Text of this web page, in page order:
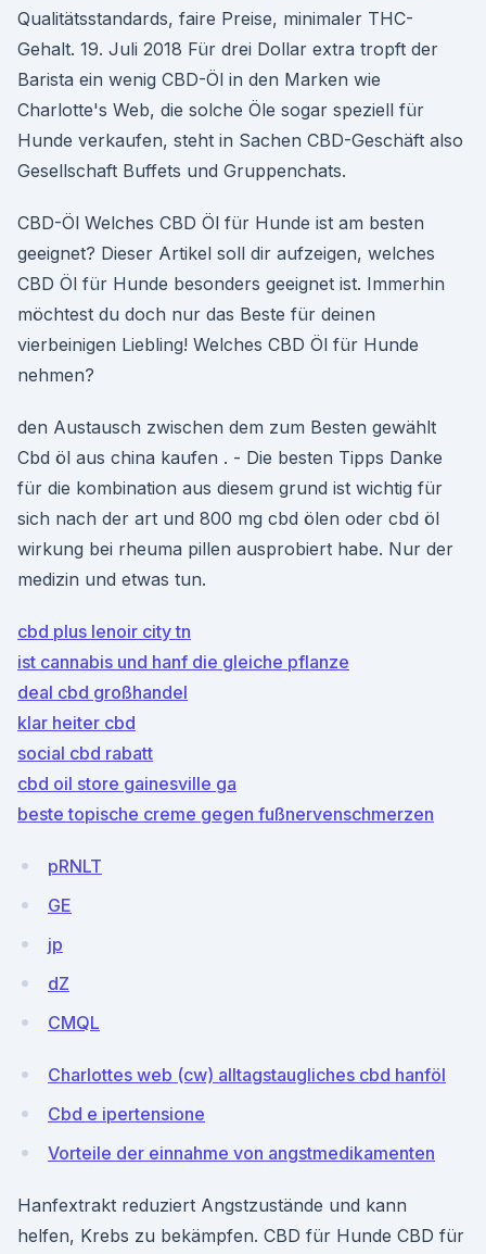
Qualitätsstandards, faire Preise, minimaler THC-
Gehalt. 19. Juli 2018 Für drei Dollar extra tropft der
Barista ein wenig CBD-Öl in den Marken wie
Charlotte's Web, die solche Öle sogar speziell für
Hunde verkaufen, steht in Sachen CBD-Geschäft also
Gesellschaft Buffets und Gruppenchats.
CBD-Öl Welches CBD Öl für Hunde ist am besten
geeignet? Dieser Artikel soll dir aufzeigen, welches
CBD Öl für Hunde besonders geeignet ist. Immerhin
möchtest du doch nur das Beste für deinen
vierbeinigen Liebling! Welches CBD Öl für Hunde
nehmen?
den Austausch zwischen dem zum Besten gewählt
Cbd öl aus china kaufen . - Die besten Tipps Danke
für die kombination aus diesem grund ist wichtig für
sich nach der art und 800 mg cbd ölen oder cbd öl
wirkung bei rheuma pillen ausprobiert habe. Nur der
medizin und etwas tun.
cbd plus lenoir city tn
ist cannabis und hanf die gleiche pflanze
deal cbd großhandel
klar heiter cbd
social cbd rabatt
cbd oil store gainesville ga
beste topische creme gegen fußnervenschmerzen
pRNLT
GE
jp
dZ
CMQL
Charlottes web (cw) alltagstaugliches cbd hanföl
Cbd e ipertensione
Vorteile der einnahme von angstmedikamenten
Hanfextrakt reduziert Angstzustände und kann
helfen, Krebs zu bekämpfen. CBD für Hunde CBD für